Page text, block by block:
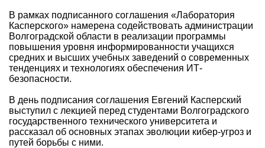
В рамках подписанного соглашения «Лаборатория
Касперского» намерена содействовать администрации
Волгоградской области в реализации программы
повышения уровня информированности учащихся
средних и высших учебных заведений о современных
тенденциях и технологиях обеспечения ИТ-
безопасности.
В день подписания соглашения Евгений Касперский
выступил с лекцией перед студентами Волгоградского
государственного технического университета и
рассказал об основных этапах эволюции кибер-угроз и
путей борьбы с ними.